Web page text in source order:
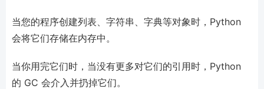
当您的程序创建列表、字符串、字典等对象时，Python
会将它们存储在内存中。
当你用完它们时，当没有更多对它们的引用时，Python
的 GC 会介入并扔掉它们。